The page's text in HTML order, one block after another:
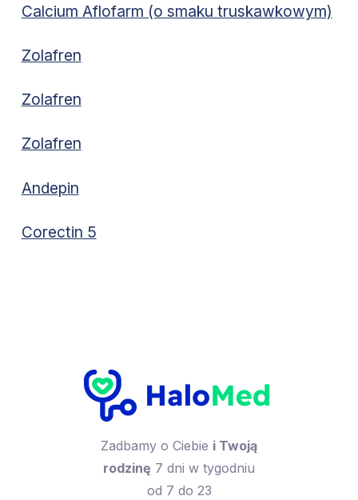
Calcium Aflofarm (o smaku truskawkowym)
Zolafren
Zolafren
Zolafren
Andepin
Corectin 5
Zadbamy o Ciebie i Twoją
rodzinę 7 dni w tygodniu
od 7 do 23